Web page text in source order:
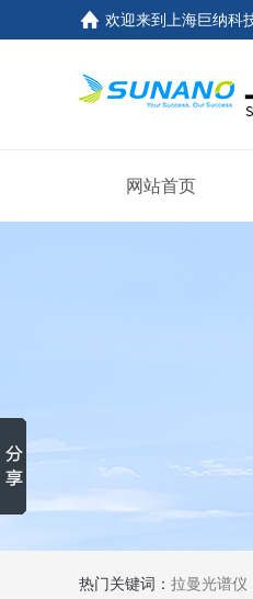
欢迎来到 上海巨纳科
网站首页
热门关键词： 拉曼光谱仪